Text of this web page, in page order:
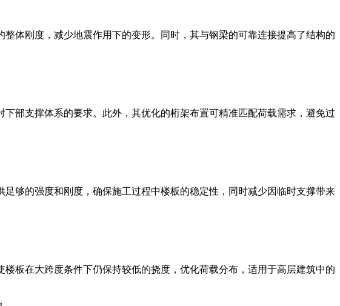
体刚度，减少地震作用下的变形。同时，其与钢梁的可靠连接提高了结构的
部支撑体系的要求。此外，其优化的桁架布置可精准匹配荷载需求，避免过
够的强度和刚度，确保施工过程中楼板的稳定性，同时减少因临时支撑带来
板在大跨度条件下仍保持较低的挠度，优化荷载分布，适用于高层建筑中的